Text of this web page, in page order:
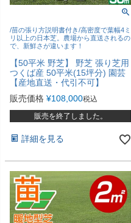
/苗の張り方説明書付き/高密度で葉幅4ミ
リ以上の日本芝。農場から直送されるの
で、新鮮さが違います！
【50平米 野芝】 野芝 張り芝用
つくば産 50平米(15坪分) 園芸
【産地直送・代引不可】
販売価格 ¥108,000税込
販売を終了しました。
詳細を見る